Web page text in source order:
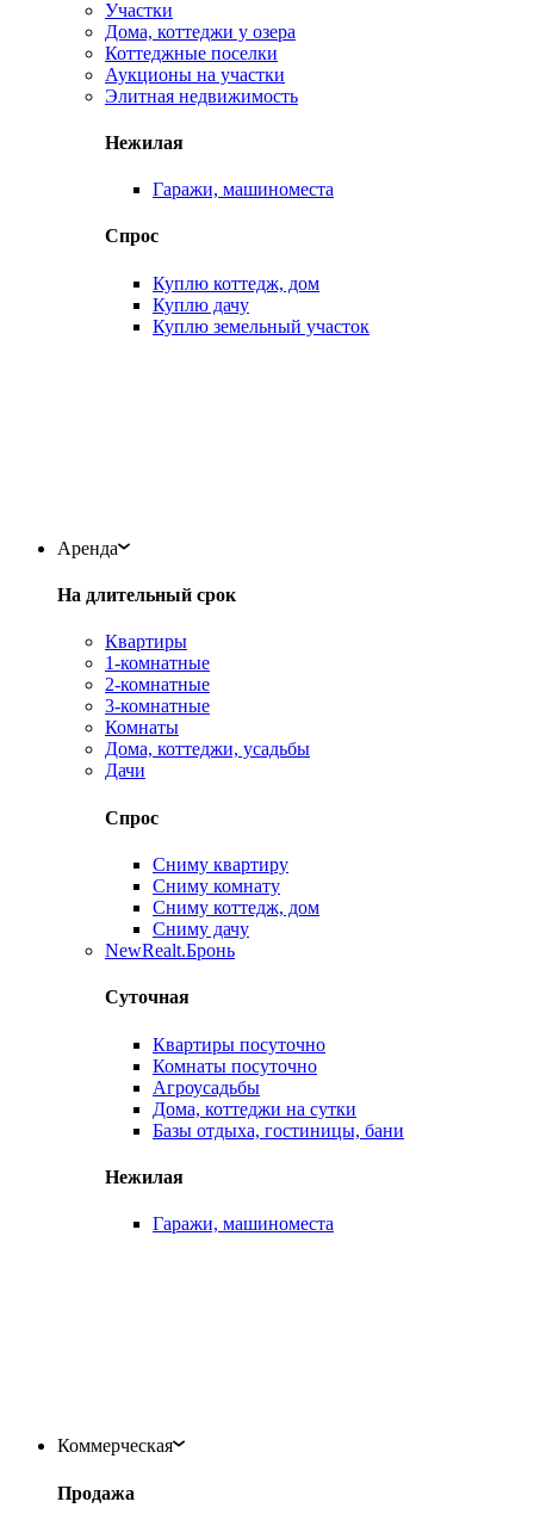
Участки
Дома, коттеджи у озера
Коттеджные поселки
Аукционы на участки
Элитная недвижимость
Нежилая
Гаражи, машиноместа
Спрос
Куплю коттедж, дом
Куплю дачу
Куплю земельный участок
Аренда
На длительный срок
Квартиры
1-комнатные
2-комнатные
3-комнатные
Комнаты
Дома, коттеджи, усадьбы
Дачи
Спрос
Сниму квартиру
Сниму комнату
Сниму коттедж, дом
Сниму дачу
NewRealt.Бронь
Суточная
Квартиры посуточно
Комнаты посуточно
Агроусадьбы
Дома, коттеджи на сутки
Базы отдыха, гостиницы, бани
Нежилая
Гаражи, машиноместа
Коммерческая
Продажа